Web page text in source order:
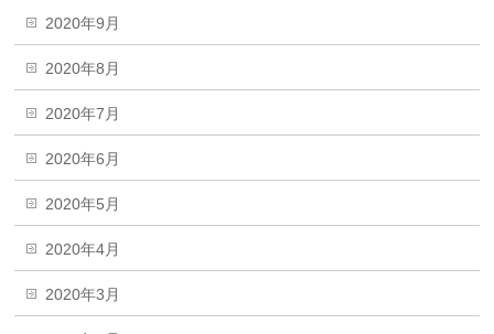
2020年9月
2020年8月
2020年7月
2020年6月
2020年5月
2020年4月
2020年3月